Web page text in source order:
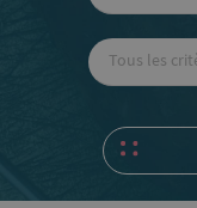
Tous les